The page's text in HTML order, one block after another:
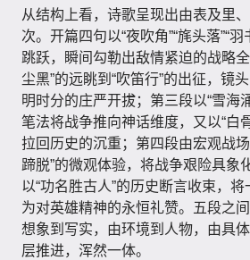
从结构上看，诗歌呈现出由表及里
次。开篇四句以“夜吹角”“旄头落”“羽
跳跃，瞬间勾勒出敌情紧迫的战略
尘黑”的远眺到“吹笛行”的出征，镜
明时分的庄严开拔；第三段以“雪海
笔法将战争推向神话维度，又以“白
拉回历史的沉重；第四段由宏观战场
蹄脱”的微观体验，将战争艰险具象
以“功名胜古人”的历史断言收束，
为对英雄精神的永恒礼赞。五段之
想象到写实，由环境到人物，由具
层推进，浑然一体。